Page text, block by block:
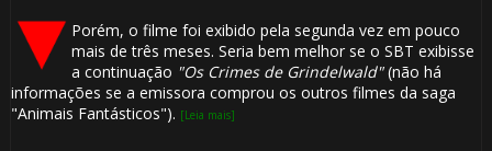
Porém, o filme foi exibido pela segunda vez em pouco
mais de três meses. Seria bem melhor se o SBT exibisse
a continuação "Os Crimes de Grindelwald"(não há
informações se a emissora comprou os outros filmes da saga
"Animais Fantásticos"). [Leia mais]